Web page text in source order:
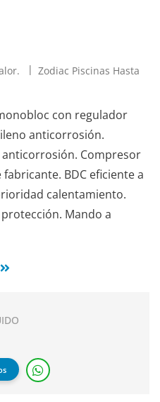
Zodiac Piscinas Hasta
con regulador
anticorrosión.
anticorrosión. Compresor
BDC eficiente a
calentamiento.
Mando a